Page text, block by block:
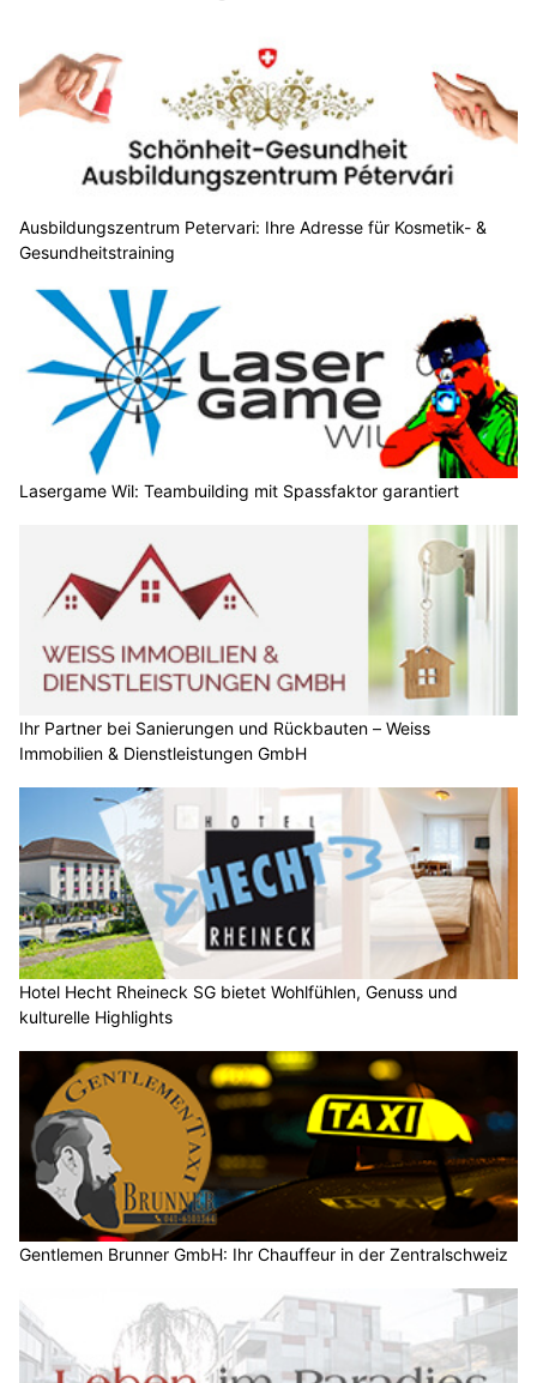
Ausbildungszentrum Petervari: Ihre Adresse für Kosmetik- &
Gesundheitstraining
Lasergame Wil: Teambuilding mit Spassfaktor garantiert
Ihr Partner bei Sanierungen und Rückbauten – Weiss
Immobilien & Dienstleistungen GmbH
Hotel Hecht Rheineck SG bietet Wohlfühlen, Genuss und
kulturelle Highlights
Gentlemen Brunner GmbH: Ihr Chauffeur in der Zentralschweiz